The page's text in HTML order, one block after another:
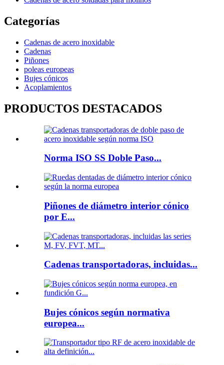
Categorías
Cadenas de acero inoxidable
Cadenas
Piñones
poleas europeas
Bujes cónicos
Acoplamientos
PRODUCTOS DESTACADOS
Norma ISO SS Doble Paso...
Piñones de diámetro interior cónico
por E...
Cadenas transportadoras, incluidas...
Bujes cónicos según normativa
europea...